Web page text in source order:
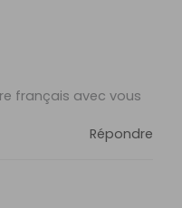
français avec vous
Répondre